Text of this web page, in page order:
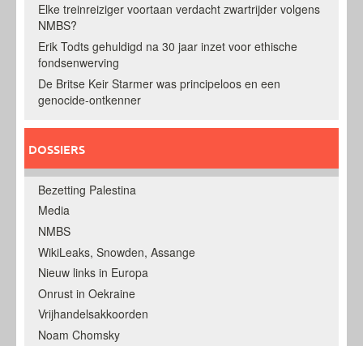
Elke treinreiziger voortaan verdacht zwartrijder volgens
NMBS?
Erik Todts gehuldigd na 30 jaar inzet voor ethische
fondsenwerving
De Britse Keir Starmer was principeloos en een
genocide-ontkenner
DOSSIERS
Bezetting Palestina
Media
NMBS
WikiLeaks, Snowden, Assange
Nieuw links in Europa
Onrust in Oekraine
Vrijhandelsakkoorden
Noam Chomsky